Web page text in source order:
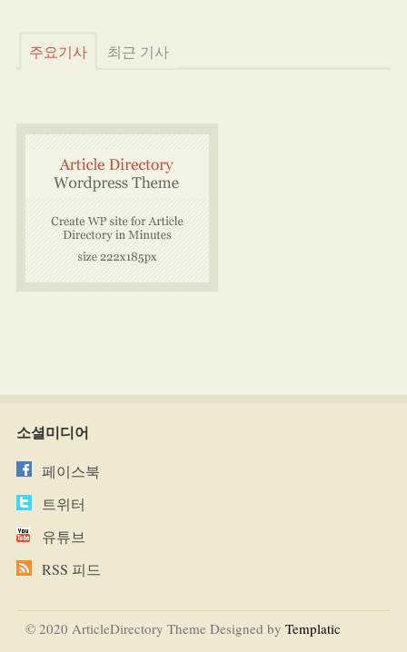
주요기사 최근 기사
소셜미디어
페이스북
트위터
유튜브
RSS 피드
© 2020 ArticleDirectory Theme Designed by Templatic